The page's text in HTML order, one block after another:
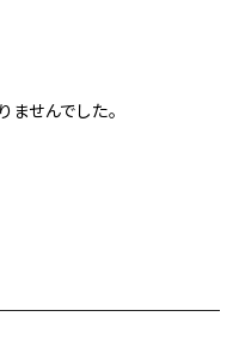
せんでした。